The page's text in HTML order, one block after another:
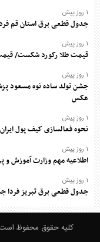
۱ روز پیش
جدول قطعی برق استان قم فردا جمعه ۱۶ مرداد ۱۴۰۵ +
۱ روز پیش
قیمت طلا رکورد شکست/ قیمت جدید
۱ روز پیش
جشن تولد ساده نوه مسعود
عکس
۱ روز پیش
نحوه فعالسازی کیف پول
۱ روز پیش
اطلاعیه مهم وزارت آموزش و
۱ روز پیش
جدول قطعی برق تبریز فردا جمعه ۱۶ مرداد ۱۴۰۵ + نحوه
کلیه حقوق محفوظ است،